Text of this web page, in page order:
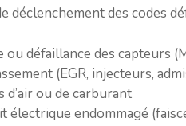
déclenchement des codes
ou défaillance des capteurs
(EGR, injecteurs,
d’air ou de carburant
électrique endommagé